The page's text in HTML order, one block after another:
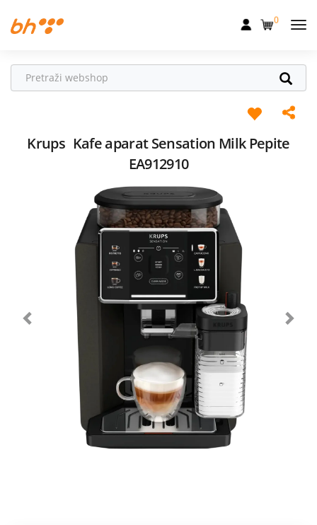
Fiksna
Televizija
0
Krups Kafe aparat Sensation Milk Pepite
EA912910